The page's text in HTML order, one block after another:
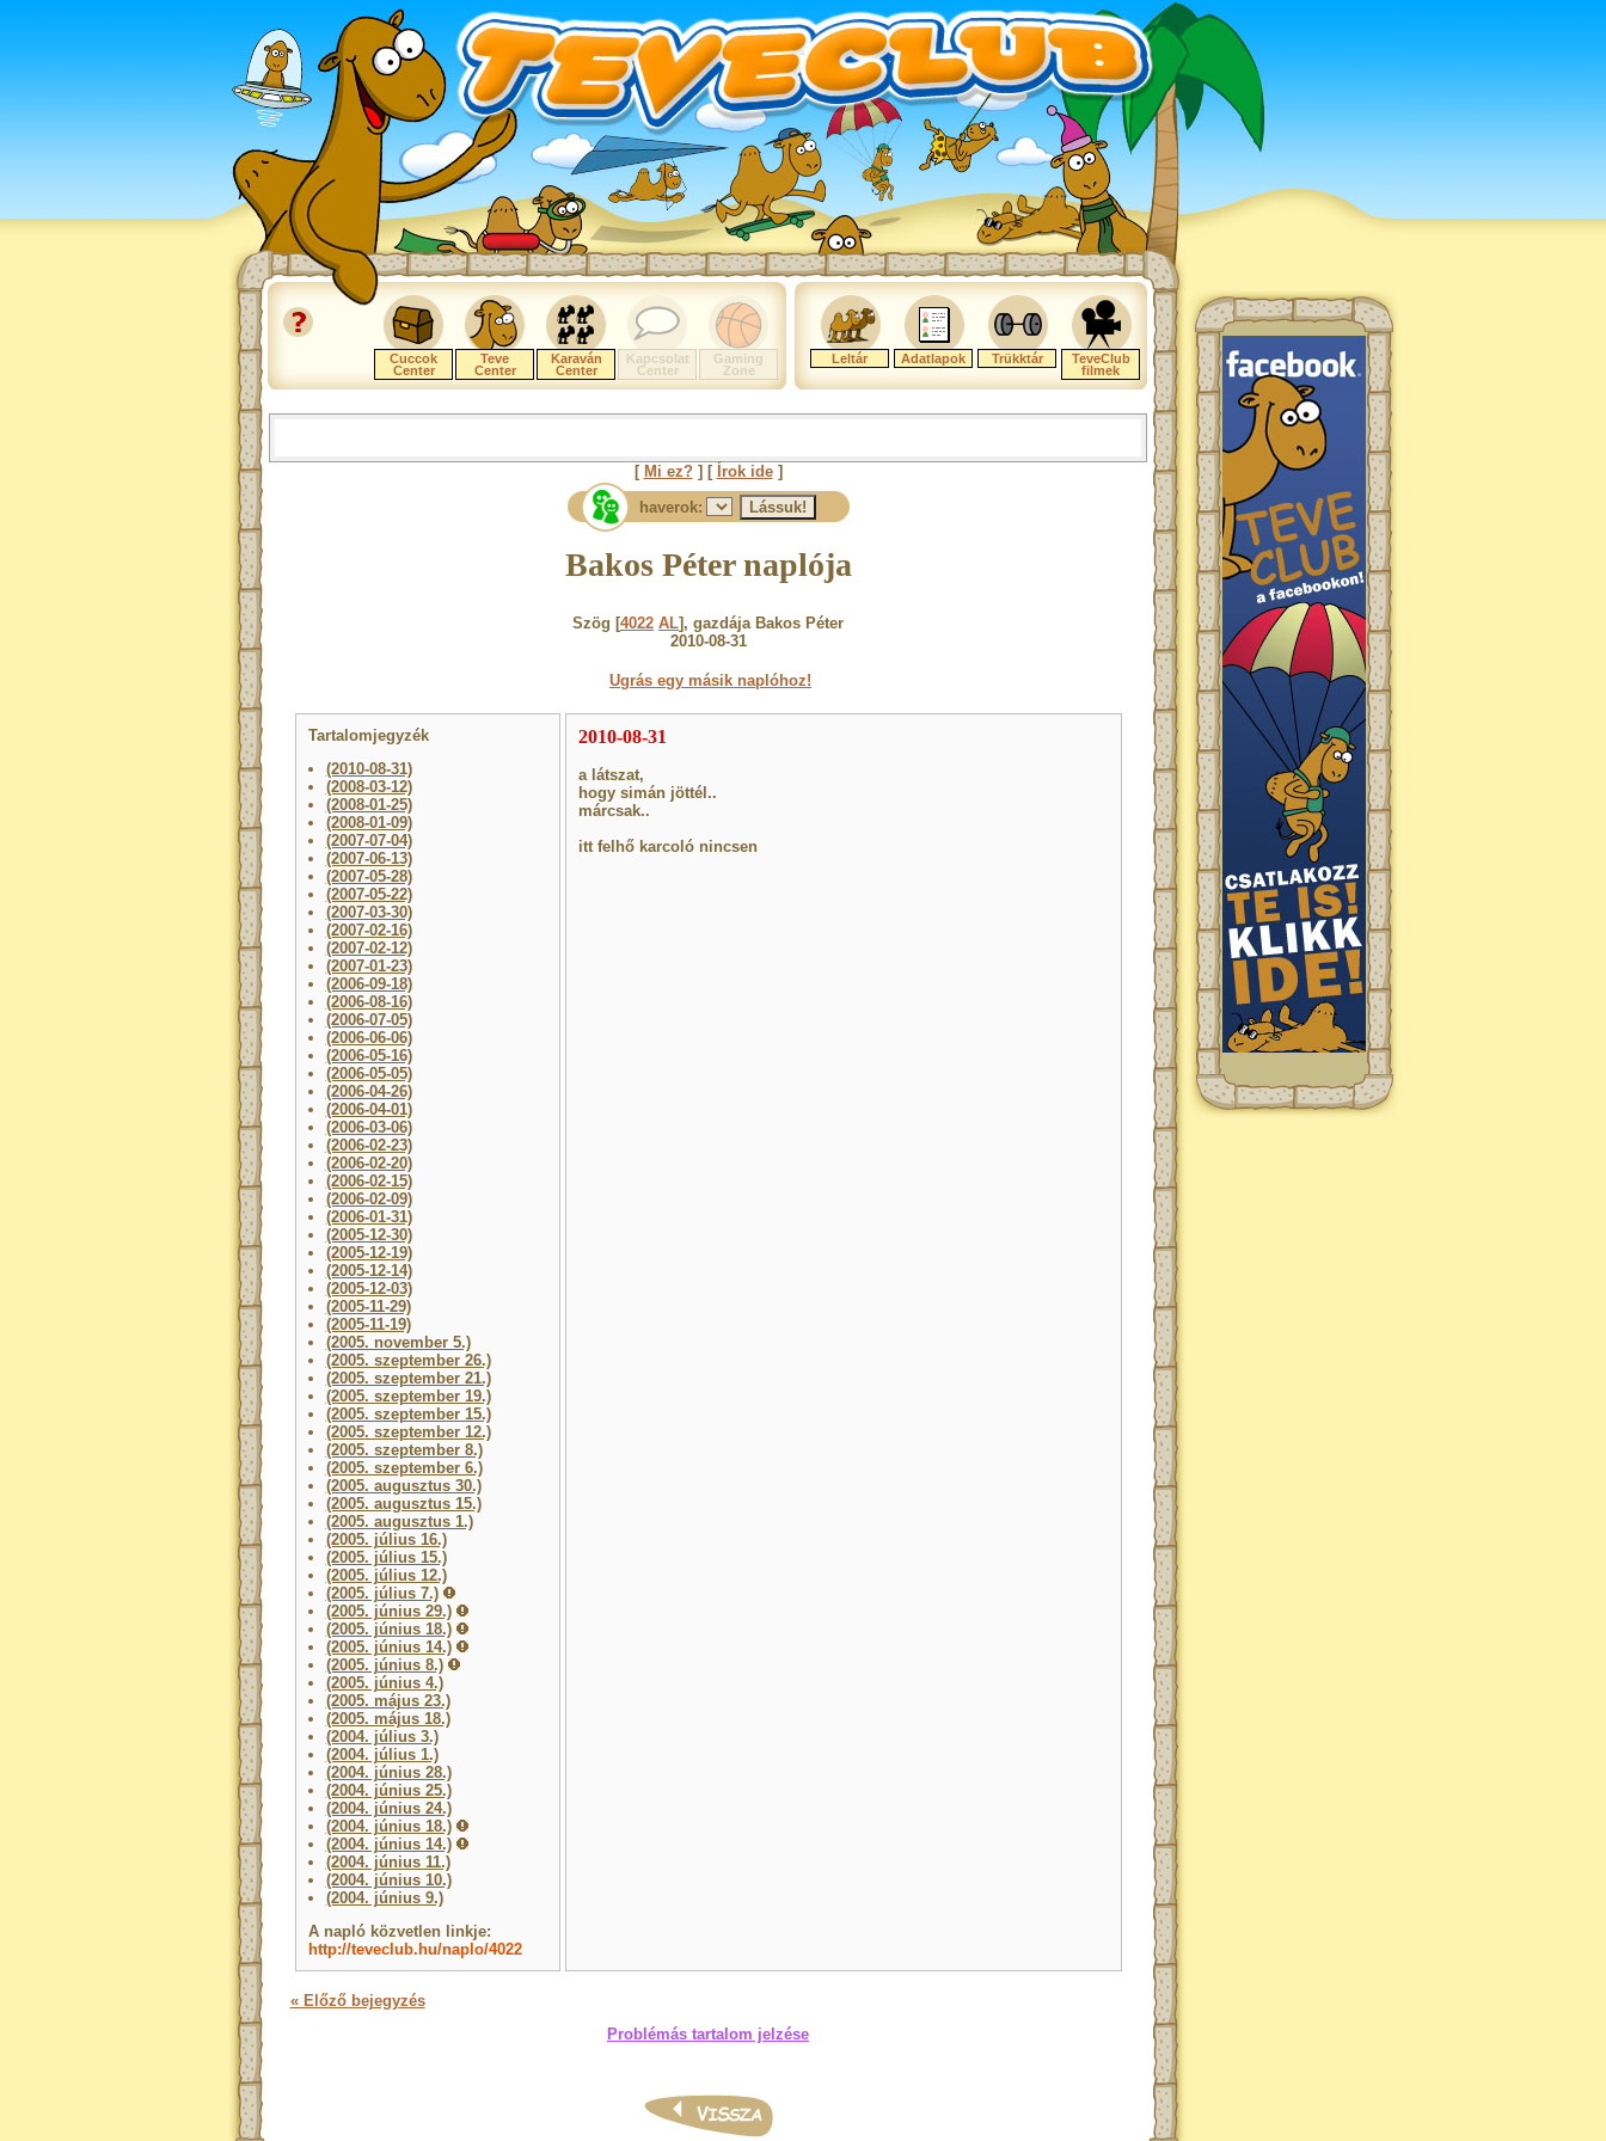
Cuccok
Center
Teve
Center
Karaván
Center
Kapcsolat
Center
Gaming
Zone
Leltár Adatlapok Trükktár
TeveClub
filmek
[ Mi ez?] [ Írok ide]
haverok:
Bakos Péter naplója
Szög [4022 AL], gazdája Bakos Péter
2010-08-31
Ugrás egy másik naplóhoz!
Tartalomjegyzék
(2010-08-31)
(2008-03-12)
(2008-01-25)
(2008-01-09)
(2007-07-04)
(2007-06-13)
(2007-05-28)
(2007-05-22)
(2007-03-30)
(2007-02-16)
(2007-02-12)
(2007-01-23)
(2006-09-18)
(2006-08-16)
(2006-07-05)
(2006-06-06)
(2006-05-16)
(2006-05-05)
(2006-04-26)
(2006-04-01)
(2006-03-06)
(2006-02-23)
(2006-02-20)
(2006-02-15)
(2006-02-09)
(2006-01-31)
(2005-12-30)
(2005-12-19)
(2005-12-14)
(2005-12-03)
(2005-11-29)
(2005-11-19)
(2005. november 5.)
(2005. szeptember 26.)
(2005. szeptember 21.)
(2005. szeptember 19.)
(2005. szeptember 15.)
(2005. szeptember 12.)
(2005. szeptember 8.)
(2005. szeptember 6.)
(2005. augusztus 30.)
(2005. augusztus 15.)
(2005. augusztus 1.)
(2005. július 16.)
(2005. július 15.)
(2005. július 12.)
(2005. július 7.)
(2005. június 29.)
(2005. június 18.)
(2005. június 14.)
(2005. június 8.)
(2005. június 4.)
(2005. május 23.)
(2005. május 18.)
(2004. július 3.)
(2004. július 1.)
(2004. június 28.)
(2004. június 25.)
(2004. június 24.)
(2004. június 18.)
(2004. június 14.)
(2004. június 11.)
(2004. június 10.)
(2004. június 9.)
A napló közvetlen linkje:
http://teveclub.hu/naplo/4022
2010-08-31
a látszat,
hogy simán jöttél..
márcsak..
itt felhő karcoló nincsen
« Előző bejegyzés
Problémás tartalom jelzése